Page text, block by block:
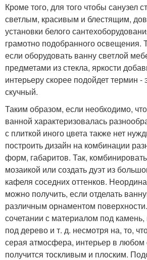
Кроме того, для того чтобы санузел
светлым, красивым и блестящим,
установки белого
грамотно подобранного освещения.
если оборудовать ванну светлой
предметами из стекла, яркости
интерьеру скорее подойдет термин
скучный.
Таким образом, если необходимо,
ванной характеризовалась
с плиткой иного цвета также нет
построить дизайн на комбинации
форм, габаритов. Так,
мозаикой или создать дуэт из
кафеля соседних оттенков.
можно получить, если отделать
различным орнаментом
сочетании с материалом под
под дерево и т. д. несмотря на, то,
серая атмосфера, интерьер в любом
получится тоскливым и плоским.